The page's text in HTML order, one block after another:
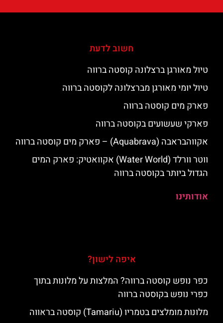
חשוב לדעת
טיול מאורגן ברצלונה קוסטה ברווה
טיול יומי מאורגן מברצלונה לקוסטה ברווה
פארק מים קוסטה ברווה
פארקי שעשועים בקוסטה ברווה
אקווהבראבה (Aquabrava) – פארק מים קוסטה ברווה
ווטר וורלד (Water World) אקוואטיק: פארק המים
הגדול ביותר בקוסטה ברווה
אודותינו
איפה לישון?
כפר נופש קוסטה ברווה? המלצות על מלונות בתוך
כפרי נופש בקוסטה ברווה
מלונות מומלצים בטמריו (Tamariu) קוסטה בראווה